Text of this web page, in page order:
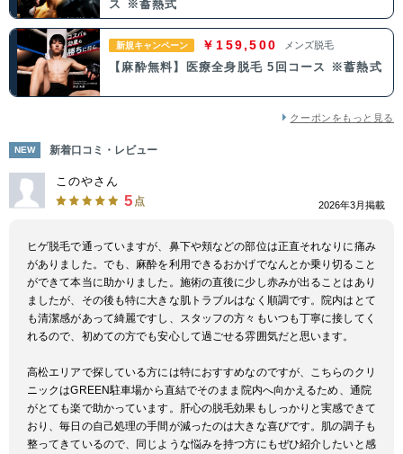
ス ※蓄熱式
新規キャンペーン ￥159,500 メンズ脱毛
【麻酔無料】医療全身脱毛 5回コース ※蓄熱式
クーポンをもっと見る
NEW 新着口コミ・レビュー
このやさん
5 点 2026年3月掲載
ヒゲ脱毛で通っていますが、鼻下や頬などの部位は正直それなりに痛み
がありました。でも、麻酔を利用できるおかげでなんとか乗り切ること
ができて本当に助かりました。施術の直後に少し赤みが出ることはあり
ましたが、その後も特に大きな肌トラブルはなく順調です。院内はとて
も清潔感があって綺麗ですし、スタッフの方々もいつも丁寧に接してく
れるので、初めての方でも安心して過ごせる雰囲気だと思います。
高松エリアで探している方には特におすすめなのですが、こちらのクリ
ニックはGREEN駐車場から直結でそのまま院内へ向かえるため、通院
がとても楽で助かっています。肝心の脱毛効果もしっかりと実感できて
おり、毎日の自己処理の手間が減ったのは大きな喜びです。肌の調子も
整ってきているので、同じような悩みを持つ方にもぜひ紹介したいと感
中国・四国
鳥取県
高知県
福岡県 佐賀県 長崎県 熊本県
大分県 宮崎県 鹿児島県 沖縄県